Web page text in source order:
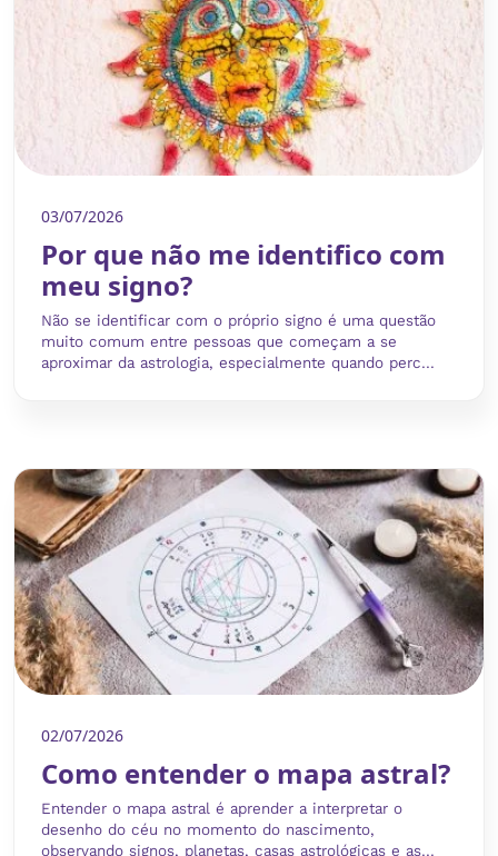
03/07/2026
Por que não me identifico com
meu signo?
Não se identificar com o próprio signo é uma questão
muito comum entre pessoas que começam a se
aproximar da astrologia, especialmente quando perc...
02/07/2026
Como entender o mapa astral?
Entender o mapa astral é aprender a interpretar o
desenho do céu no momento do nascimento,
observando signos, planetas, casas astrológicas e as...